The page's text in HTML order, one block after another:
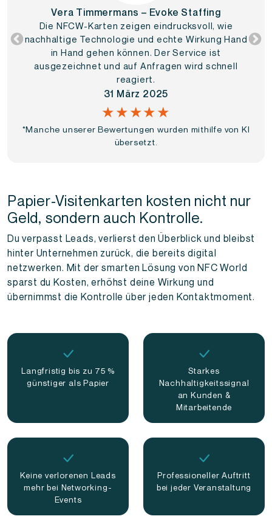
Vera Timmermans – Evoke Staffing
Die NFCW-Karten zeigen eindrucksvoll, wie
nachhaltige Technologie und echte Wirkung Hand
in Hand gehen können. Der Service ist
ausgezeichnet und auf Anfragen wird schnell
reagiert.
31 März 2025
★★★★★
*Manche unserer Bewertungen wurden mithilfe von KI
übersetzt.
Papier-Visitenkarten kosten nicht nur
Geld, sondern auch Kontrolle.
Du verpasst Leads, verlierst den Überblick und bleibst
hinter Unternehmen zurück, die bereits digital
netzwerken. Mit der smarten Lösung von NFC World
sparst du Kosten, erhöhst deine Wirkung und
übernimmst die Kontrolle über jeden Kontaktmoment.
Langfristig bis zu 75 %
günstiger als Papier
Starkes
Nachhaltigkeitssignal
an Kunden &
Mitarbeitende
Keine verlorenen Leads
mehr bei Networking-
Events
Professioneller Auftritt
bei jeder Veranstaltung